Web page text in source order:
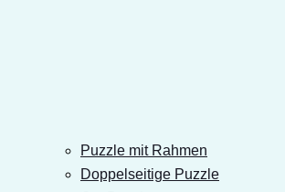
Puzzle mit Rahmen
Doppelseitige Puzzle